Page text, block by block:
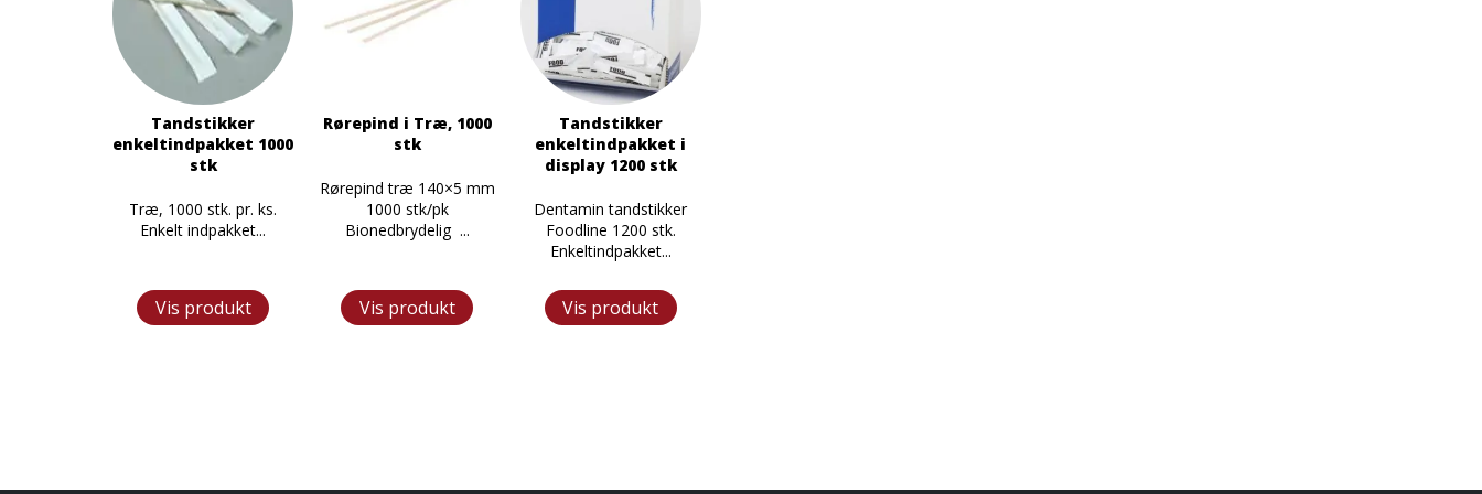
Tandstikker
enkeltindpakket 1000
stk
Træ, 1000 stk. pr. ks.
Enkelt indpakket...
Vis produkt
Rørepind i Træ, 1000
stk
Rørepind træ 140×5 mm
1000 stk/pk
Bionedbrydelig ...
Vis produkt
Tandstikker
enkeltindpakket i
display 1200 stk
Dentamin tandstikker
Foodline 1200 stk.
Enkeltindpakket...
Vis produkt